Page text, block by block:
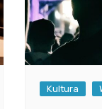
Kultura